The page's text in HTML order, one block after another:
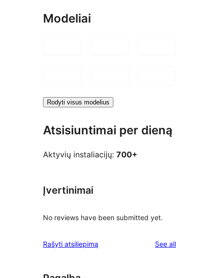
Modeliai
Rodyti visus modelius
Atsisiuntimai per dieną
Aktyvių instaliacijų: 700+
Įvertinimai
No reviews have been submitted yet.
Rašyti atsiliepimą See allreviews